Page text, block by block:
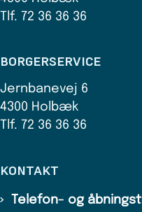
Tlf. 72 36 36 36
BORGERSERVICE
Jernbanevej 6
4300 Holbæk
Tlf. 72 36 36 36
KONTAKT
Telefon- og